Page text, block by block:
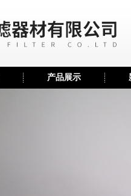
产品展示